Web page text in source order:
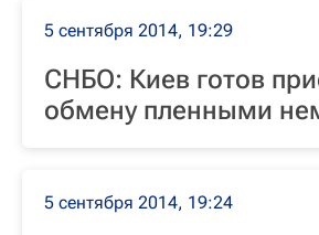
5 сентября 2014, 19:29
СНБО: Киев готов
обмену пленными
5 сентября 2014, 19:24